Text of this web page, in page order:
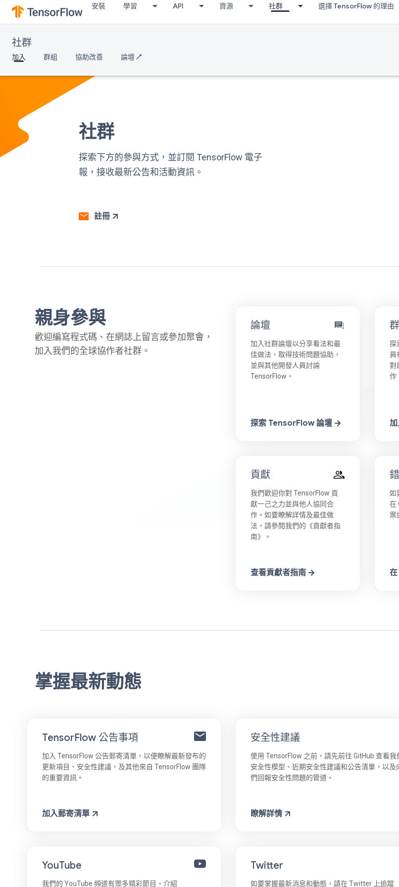
安裝 學習 API 資源 社群 選擇 TensorFlow 的理由
社群
加入 群組 協助改善 論壇 ↗
社群
探索下方的參與方式，並訂閱 TensorFlow 電子
報，接收最新公告和活動資訊。
註冊
親身參與
歡迎編寫程式碼、在網誌上留言或參加聚會，
加入我們的全球協作者社群。
論壇
加入社群論壇以分享看法和最
佳做法、取得技術問題協助，
並與其他開發人員討論
TensorFlow。
探索 TensorFlow 論壇
探
員
對
作
貢獻
我們歡迎你對 TensorFlow 貢
獻一己之力並與他人協同合
作。如要瞭解詳情及最佳做
法，請參閱我們的《貢獻者指
南》。
查看貢獻者指南
如
在
案
掌握最新動態
TensorFlow 公告事項
加入 TensorFlow 公告郵寄清單，以便瞭解最新發布的
更新項目、安全性建議，及其他來自 TensorFlow 團隊
的重要資訊。
加入郵寄清單
安全性建議
使用 TensorFlow 之前，請先前往 GitHub 查看我
安全性模型、近期安全性建議和公告清單，以及
們回報安全性問題的管道。
瞭解詳情
YouTube
我們的 YouTube 頻道有眾多精彩節目，介紹
Twitter
如要掌握最新消息和動態，請在 Twitter 上追蹤